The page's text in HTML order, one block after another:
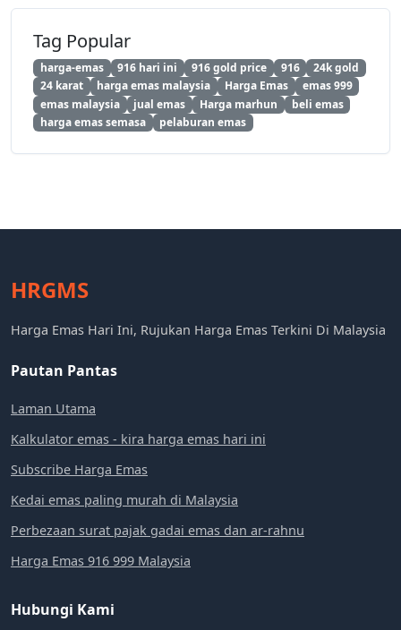
Tag Popular
harga-emas 916 hari ini 916 gold price 916
24k gold
24 karat
harga emas malaysia Harga Emas
emas 999
emas malaysia
jual emas Harga marhun
beli emas
harga emas semasa
pelaburan emas
HRGMS
Harga Emas Hari Ini, Rujukan Harga Emas Terkini Di Malaysia
Pautan Pantas
Laman Utama
Kalkulator emas - kira harga emas hari ini
Subscribe Harga Emas
Kedai emas paling murah di Malaysia
Perbezaan surat pajak gadai emas dan ar-rahnu
Harga Emas 916 999 Malaysia
Hubungi Kami